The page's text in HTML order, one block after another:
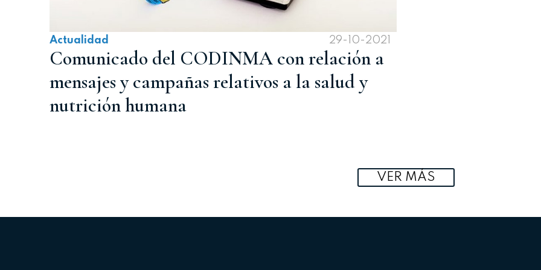
Actualidad 29-10-2021
Comunicado del CODINMA con relación a
mensajes y campañas relativos a la salud y
nutrición humana
VER MÁS